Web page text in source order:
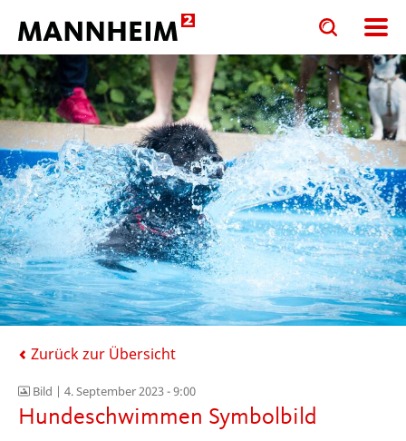
Toggle
search
input
form
Toggle
search
input
Zurück zur Übersicht
Bild | 4. September 2023 - 9:00
Hundeschwimmen Symbolbild